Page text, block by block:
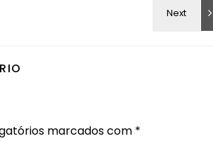
marcados com *